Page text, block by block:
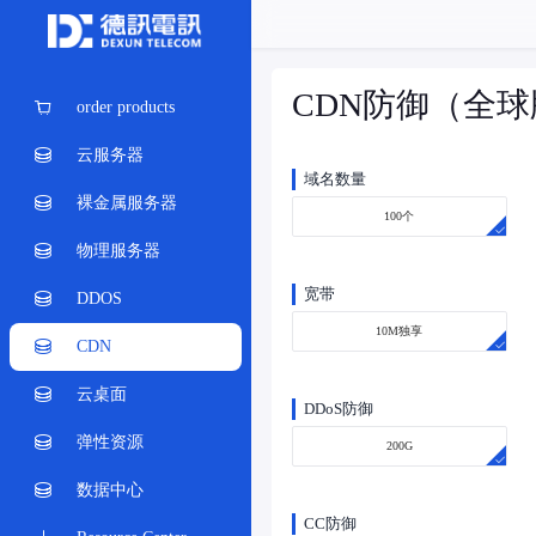
order products
云服务器
裸金属服务器
物理服务器
DDOS
CDN
云桌面
弹性资源
数据中心
CDN防御（全
域名数量
100个
宽带
10M独享
DDoS防御
200G
CC防御